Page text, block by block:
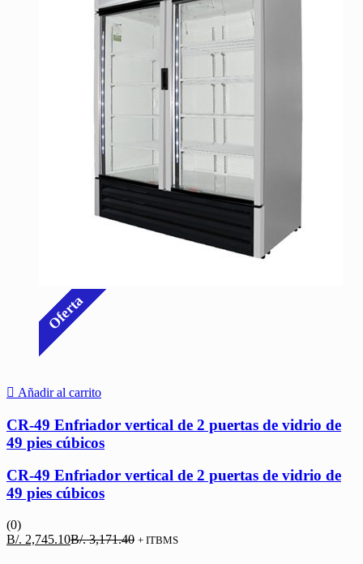
Oferta
Añadir al carrito
CR-49 Enfriador vertical de 2 puertas de vidrio de
49 pies cúbicos
CR-49 Enfriador vertical de 2 puertas de vidrio de
49 pies cúbicos
(0)
B/. 2,745.10El
B/.3,171.40 El
+ ITBMS